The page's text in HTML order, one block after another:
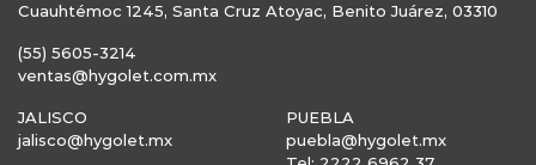
Cuauhtémoc 1245, Santa Cruz Atoyac, Benito Juárez, 03310
(55) 5605-3214
ventas@hygolet.com.mx
JALISCO
jalisco@hygolet.mx
PUEBLA
puebla@hygolet.mx